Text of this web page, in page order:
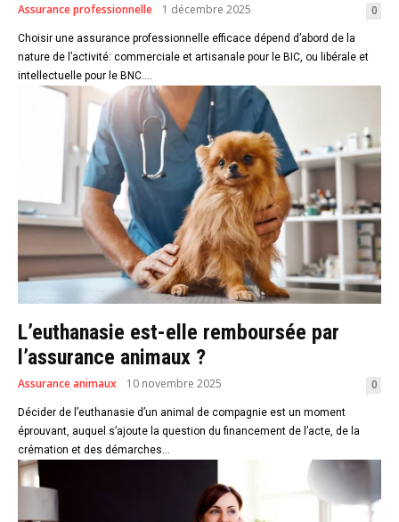
Assurance professionnelle 1 décembre 2025 0
Choisir une assurance professionnelle efficace dépend d’abord de la
nature de l’activité: commerciale et artisanale pour le BIC, ou libérale et
intellectuelle pour le BNC....
L’euthanasie est-elle remboursée par
l’assurance animaux ?
Assurance animaux 10 novembre 2025 0
Décider de l’euthanasie d’un animal de compagnie est un moment
éprouvant, auquel s’ajoute la question du financement de l’acte, de la
crémation et des démarches...